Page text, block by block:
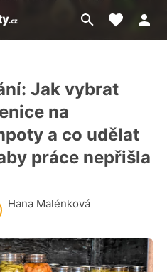
Přejít
na
Moje
Jak vybrat
na
a co udělat
práce nepřišla
Hana Malénková